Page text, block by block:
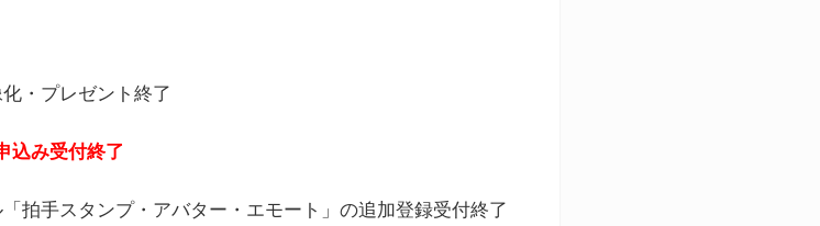
・プレゼント終了
込み受付終了
拍手スタンプ・アバター・エモート」の追加登録受付終了